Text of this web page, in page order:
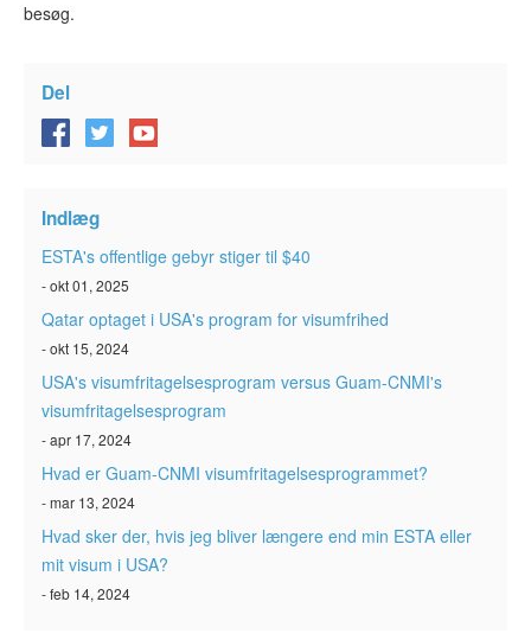
besøg.
Del
Indlæg
ESTA's offentlige gebyr stiger til $40
- okt 01, 2025
Qatar optaget i USA's program for visumfrihed
- okt 15, 2024
USA's visumfritagelsesprogram versus Guam-CNMI's
visumfritagelsesprogram
- apr 17, 2024
Hvad er Guam-CNMI visumfritagelsesprogrammet?
- mar 13, 2024
Hvad sker der, hvis jeg bliver længere end min ESTA eller
mit visum i USA?
- feb 14, 2024